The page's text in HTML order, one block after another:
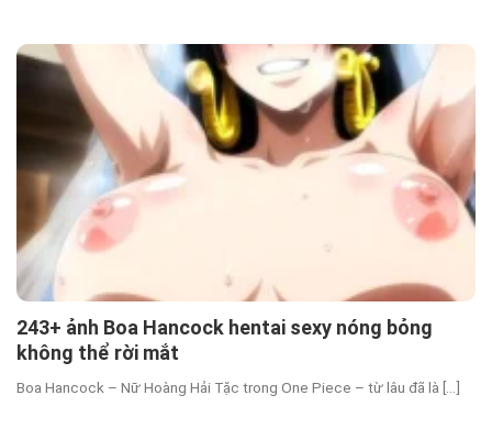
243+ ảnh Boa Hancock hentai sexy nóng bỏng
không thể rời mắt
Boa Hancock – Nữ Hoàng Hải Tặc trong One Piece – từ lâu đã là [...]